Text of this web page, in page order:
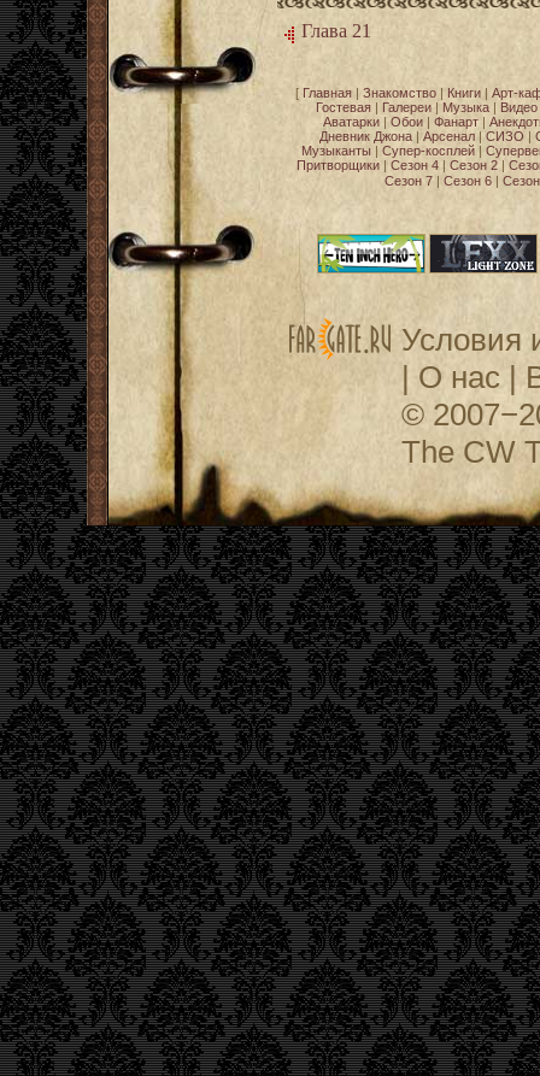
Глава 21
[ Главная| Знакомство| Книги| Арт-
Гостевая | Галереи | Музыка | Видео
Аватарки | Обои | Фанарт |
Дневник Джона| Арсенал| СИЗО |
Музыканты | Супер-косплей |
Притворщики | Сезон 4 | Сезон 2 |
Сезон 7| Сезон 6|
Условия
| О нас |
©
The CW